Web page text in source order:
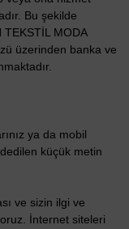
Bu şekilde
MODA
üzerinden banka ve
ya da mobil
küçük metin
ve sizin ilgi ve
İnternet siteleri